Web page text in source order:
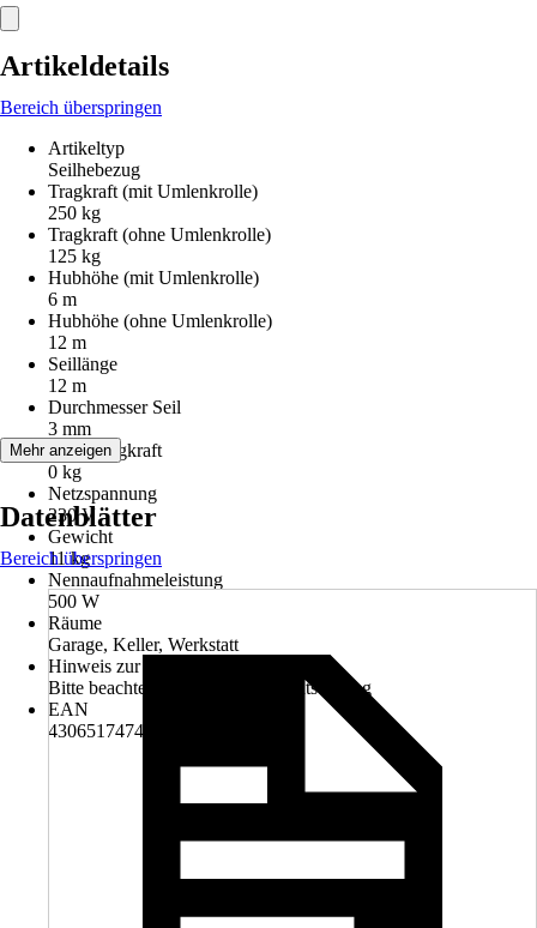
Artikeldetails
Bereich überspringen
Artikeltyp
Seilhebezug
Tragkraft (mit Umlenkrolle)
250 kg
Tragkraft (ohne Umlenkrolle)
125 kg
Hubhöhe (mit Umlenkrolle)
6 m
Hubhöhe (ohne Umlenkrolle)
12 m
Seillänge
12 m
Durchmesser Seil
3 mm
Max. Tragkraft
0 kg
Netzspannung
230 V
Gewicht
11 kg
Nennaufnahmeleistung
500 W
Räume
Garage, Keller, Werkstatt
Hinweis zur Entsorgung
Bitte beachte die Hinweise zur Entsorgung
EAN
4306517474386
Mehr anzeigen
Datenblätter
Bereich überspringen